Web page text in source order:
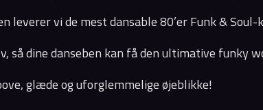
leverer vi de mest dansable 80’er Funk &
så dine danseben kan få den ultimative funky
glæde og uforglemmelige øjeblikke!